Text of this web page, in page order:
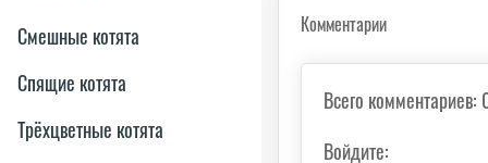
Смешные котята
Спящие котята
Трёхцветные котята
Комментарии
Всего комментариев:
Войдите: